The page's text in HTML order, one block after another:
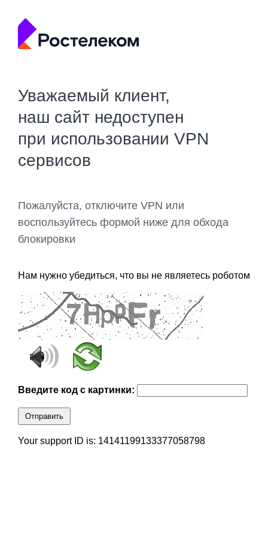
Уважаемый клиент,
наш сайт недоступен
при использовании VPN
сервисов
Пожалуйста, отключите VPN или
воспользуйтесь формой ниже для обхода
блокировки
Нам нужно убедиться, что вы не являетесь роботом
Введите код с картинки:
Отправить
Your support ID is: 14141199133377058798